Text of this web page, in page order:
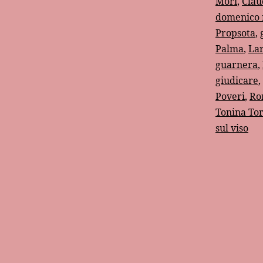
domenico
Propsota,
Palma,
guarnera,
giudicare,
Poveri,
Tonina
sul viso